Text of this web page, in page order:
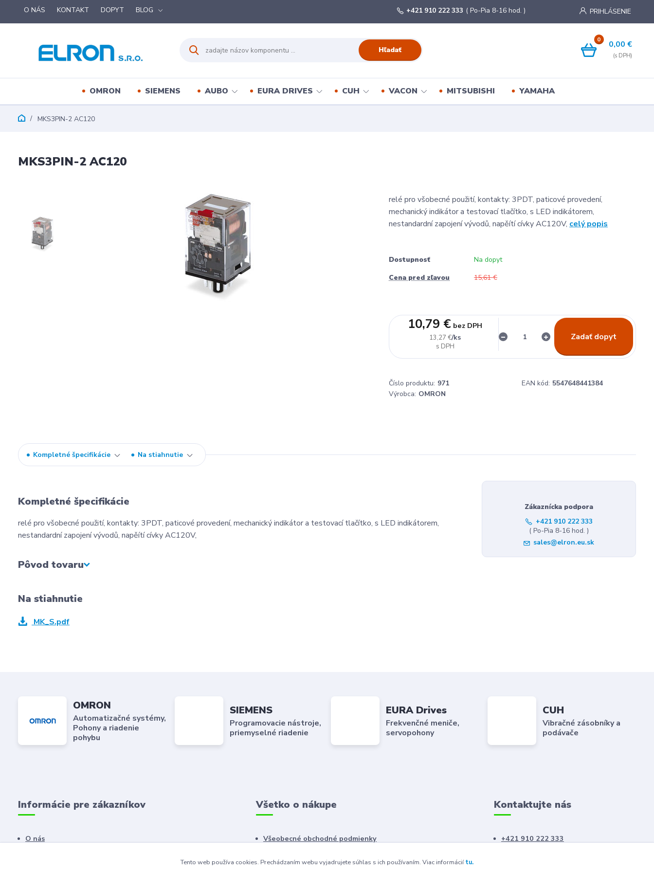
O NÁS KONTAKT DOPYT BLOG PRIHLÁSENIE
Hľadať
+421 910 222 333 ( Po-Pia 8-16 hod. )
0 0,00 €
OMRON SIEMENS AUBO EURA DRIVES CUH VACON MITSUBISHI YAMAHA
MKS3PIN-2 AC120
MKS3PIN-2 AC120
relé pro všobecné použití, kontakty: 3PDT, paticové provedení,
mechanický indikátor a testovací tlačítko, s LED indikátorem,
nestandardní zapojení vývodů, napěítí cívky AC120V, celý popis
Dostupnosť
Na dopyt
Cena pred zľavou
15,61 €
13,27 €/ks
10,79 € bez DPH
Zadať dopyt
Číslo produktu: 971 EAN kód: 5547648441384
Výrobca: OMRON
Kompletné špecifikácie Na stiahnutie
Kompletné špecifikácie
relé pro všobecné použití, kontakty: 3PDT, paticové provedení, mechanický indikátor a testovací tlačítko, s LED indikátorem,
nestandardní zapojení vývodů, napěítí cívky AC120V,
Pôvod tovaru
Zákaznícka podpora
+421 910 222 333
( Po-Pia 8-16 hod. )
sales@elron.eu.sk
Na stiahnutie
MK_S.pdf
OMRON
Automatizačné systémy,
Pohony a riadenie
pohybu
SIEMENS
Programovacie nástroje,
priemyselné riadenie
EURA Drives
Frekvenčné meniče,
servopohony
CUH
Vibračné zásobníky a
podávače
Informácie pre zákazníkov
O nás
Všetko o nákupe
Všeobecné obchodné podmienky
Kontaktujte nás
+421 910 222 333
Tento web používa cookies. Prechádzaním webu vyjadrujete súhlas s ich používaním. Viac informáciítu.